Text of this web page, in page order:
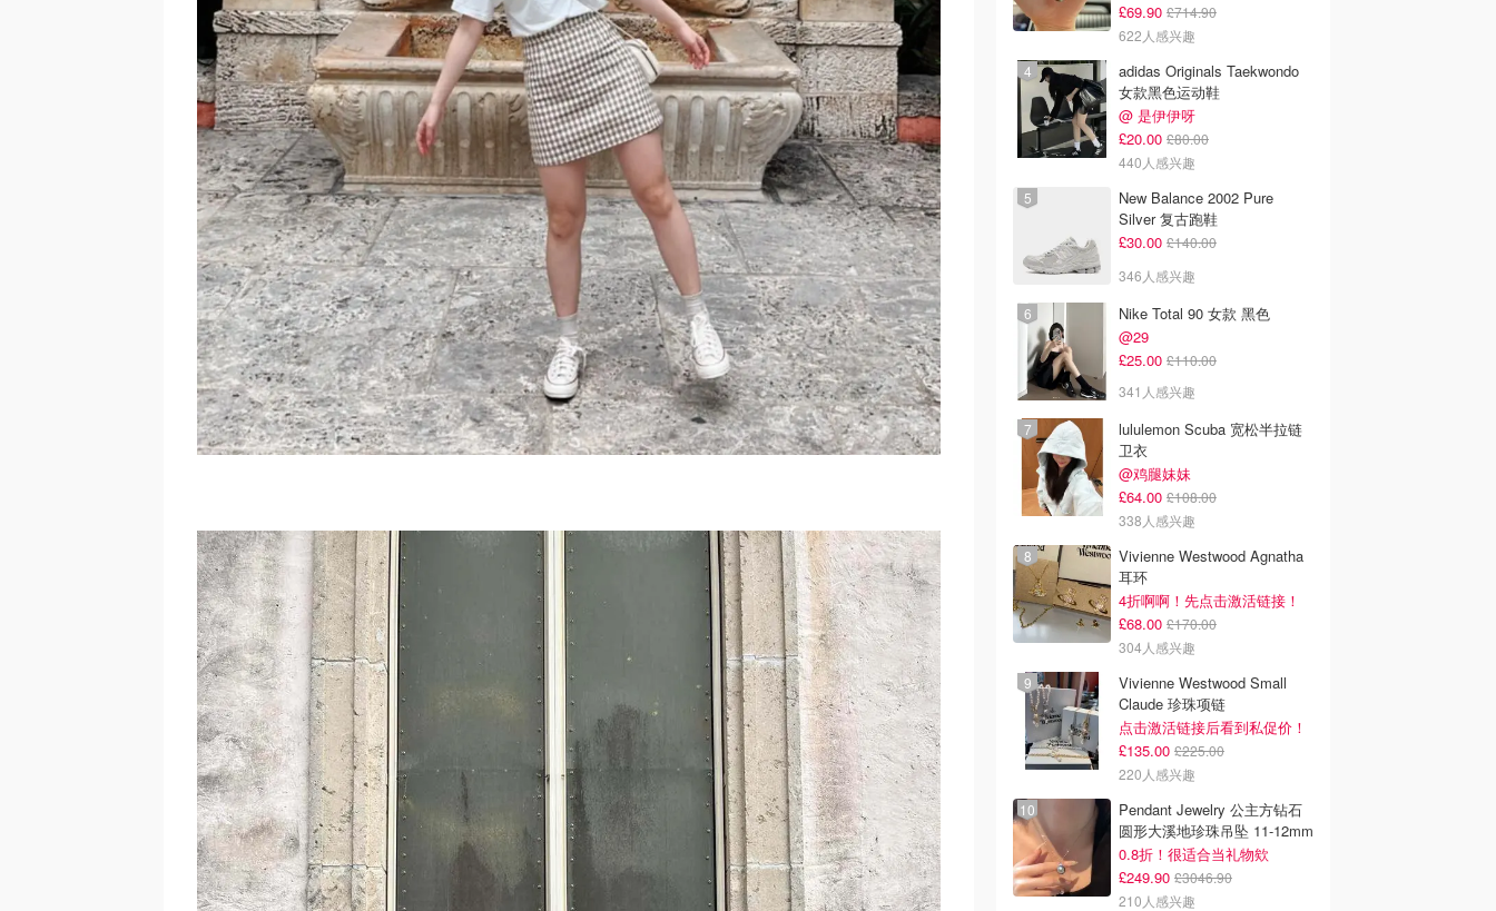
£69.90 £714.90
622人感兴趣
adidas Originals Taekwondo
女款黑色运动鞋
@ 是伊伊呀
£20.00 £80.00
440人感兴趣
New Balance 2002 Pure
Silver 复古跑鞋
£30.00 £140.00
346人感兴趣
Nike Total 90 女款 黑色
@29
£25.00 £110.00
341人感兴趣
lululemon Scuba 宽松半拉链
卫衣
@鸡腿妹妹
£64.00 £108.00
338人感兴趣
Vivienne Westwood Agnatha
耳环
4折啊啊！先点击激活链接！
£68.00 £170.00
304人感兴趣
Vivienne Westwood Small
Claude 珍珠项链
点击激活链接后看到私促价！
£135.00 £225.00
220人感兴趣
Pendant Jewelry 公主方钻石
圆形大溪地珍珠吊坠 11-12mm
0.8折！很适合当礼物欸
£249.90 £3046.90
210人感兴趣